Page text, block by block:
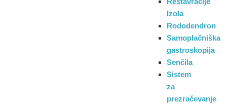
Izola
Rododendron
Samoplačniška
gastroskopija
Senčila
Sistem
za
prezračevanje